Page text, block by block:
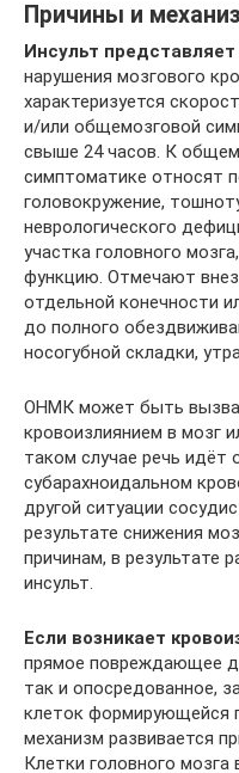
Причины и
Инсульт представляет
нарушения мозгового
характеризуется
и/или общемозговой
свыше 24 часов. К
симптоматике относят
головокружение,
неврологического
участка головного
функцию. Отмечают
отдельной конечности
до полного
носогубной складки,
ОНМК может быть
кровоизлиянием в мозг
таком случае речь идёт
субарахноидальном
другой ситуации
результате снижения
причинам, в результате
инсульт.
Если возникает
прямое повреждающее
так и опосредованное,
клеток формирующейся
механизм развивается
Клетки головного мозга